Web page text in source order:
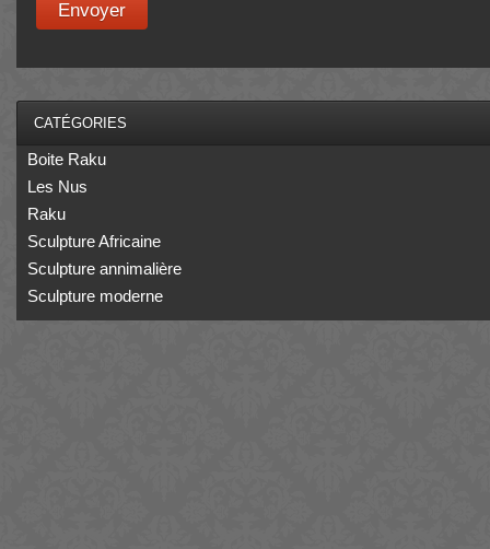
CATÉGORIES
Boite Raku
Les Nus
Raku
Sculpture Africaine
Sculpture annimalière
Sculpture moderne